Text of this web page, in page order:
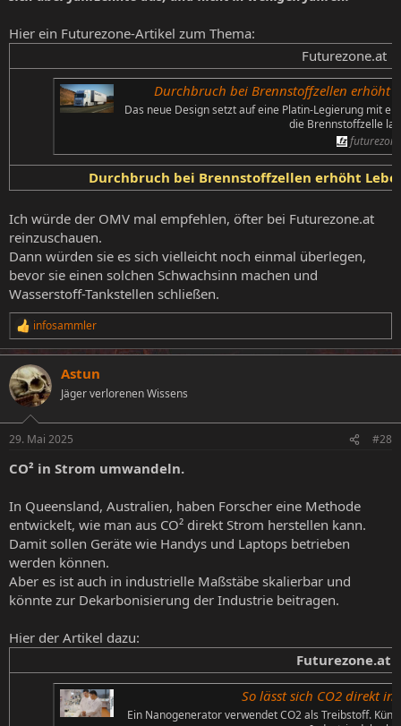
Hier ein Futurezone-Artikel zum Thema:
Futurezone.at​
Durchbruch bei Brennstoffzellen erhöht
Das neue Design setzt auf eine Platin-Legierung mit
die Brennstoffzelle
Durchbruch bei Brennstoffzellen erhöht
Ich würde der OMV mal empfehlen, öfter bei Futurezone.at
reinzuschauen.
Dann würden sie es sich vielleicht noch einmal überlegen,
bevor sie einen solchen Schwachsinn machen und
Wasserstoff-Tankstellen schließen.
R
e
a
k
t
i
e
:
infosammler
Astun
Jäger verlorenen Wissens
29. Mai 2025 #28
CO² in Strom umwandeln.
In Queensland, Australien, haben Forscher eine Methode
entwickelt, wie man aus CO² direkt Strom herstellen kann.
Damit sollen Geräte wie Handys und Laptops betrieben
werden können.
Aber es ist auch in industrielle Maßstäbe skalierbar und
könnte zur Dekarbonisierung der Industrie beitragen.
Hier der Artikel dazu:
Futurezone.at
So lässt sich CO2 direkt
Ein Nanogenerator verwendet CO2 als Treibstoff.